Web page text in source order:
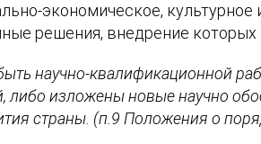
экономическое, культурное
решения, внедрение
научно-квалификационной
изложены новые научно
страны. (п.9 Положения о